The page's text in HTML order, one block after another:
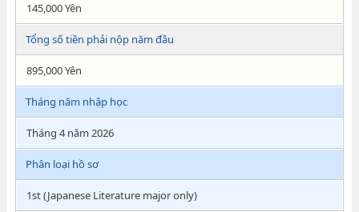
145,000 Yên
Tổng số tiền phải nộp năm đầu
895,000 Yên
Tháng năm nhập học
Tháng 4 năm 2026
Phân loại hồ sơ
1st (Japanese Literature major only)